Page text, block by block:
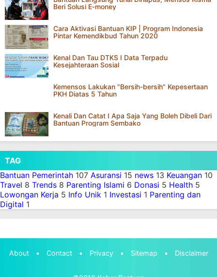
Syarat Dan Cara Mendapatkan KIS PBI Tahun
2021
Bantuan Langsung Tunai Dihapus, Mensos Risma
Beri Solusi E-money
Cara Aktivasi Bantuan KIP | Program Indonesia
Pintar Kemendikbud Tahun 2020
Kenal Dan Tau DTKS I Data Terpadu
Kesejahteraan Sosial
Kemensos Lakukan "Bersih-bersih" Kepesertaan
PKH Diatas 5 Tahun
Kenali Dan Catat I Apa Saja Yang Boleh Dibeli Dari
TAG
Bantuan Pemerintah 107 Asuransi 15 news 13 Keuangan 10
Digital 1